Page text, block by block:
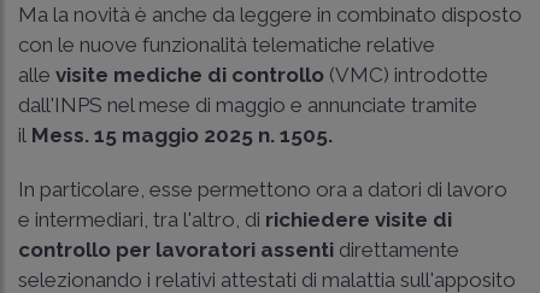
Ma la novità è anche da leggere in combinato disposto
con le nuove funzionalità telematiche relative
alle visite mediche di controllo (VMC) introdotte
dall'INPS nel mese di maggio e annunciate tramite
il Mess. 15 maggio 2025 n. 1505.
In particolare, esse permettono ora a datori di lavoro
e intermediari, tra l'altro, di richiedere visite di
controllo per lavoratori assenti direttamente
selezionando i relativi attestati di malattia sull'apposito